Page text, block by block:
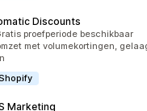
Discounts
in totaalproefperiode beschikbaar
met volumekortingen,
Marketing